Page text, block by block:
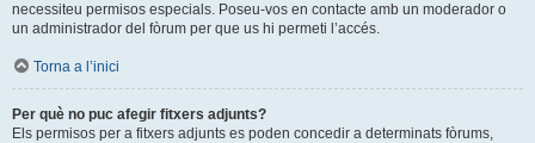
necessiteu permisos especials. Poseu-vos en contacte amb un moderador o
un administrador del fòrum per que us hi permeti l’accés.
Torna a l’inici
Per què no puc afegir fitxers adjunts?
Els permisos per a fitxers adjunts es poden concedir a determinats fòrums,